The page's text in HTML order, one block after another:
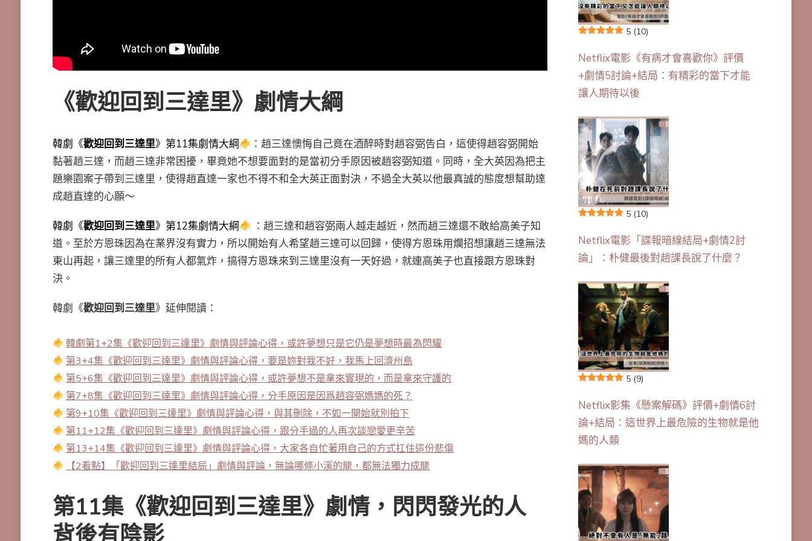
《歡迎回到三達里》劇情大綱
韓劇《歡迎回到三達里》第11集劇情大綱
：趙三達懊悔自己竟在酒醉時對趙容弼告白，這使得趙容弼開始
黏著趙三達，而趙三達非常困擾，畢竟她不想要面對的是當初分手原因被趙容弼知道。同時，全大英因為把主
題樂園案子帶到三達里，使得趙直達一家也不得不和全大英正面對決，不過全大英以他最真誠的態度想幫助達
成趙直達的心願～
韓劇《歡迎回到三達里》第12集劇情大綱
：趙三達和趙容弼兩人越走越近，然而趙三達還不敢給高美子知
道。至於方恩珠因為在業界沒有實力，所以開始有人希望趙三達可以回歸，使得方恩珠用爛招想讓趙三達無法
東山再起，讓三達里的所有人都氣炸，搞得方恩珠來到三達里沒有一天好過，就連高美子也直接跟方恩珠對
決。
韓劇《歡迎回到三達里》延伸閱讀：
韓劇第1+2集《歡迎回到三達里》劇情與評論心得，或許夢想只是它仍是夢想時最為閃耀
第3+4集《歡迎回到三達里》劇情與評論心得，要是妳對我不好，我馬上回濟州島
第5+6集《歡迎回到三達里》劇情與評論心得，或許夢想不是拿來實現的，而是拿來守護的
第7+8集《歡迎回到三達里》劇情與評論心得，分手原因是因爲趙容弼媽媽的死？
第9+10集《歡迎回到三達里》劇情與評論心得，與其刪除，不如一開始就別拍下
第11+12集《歡迎回到三達里》劇情與評論心得，跟分手過的人再次談戀愛更辛苦
第13+14集《歡迎回到三達里》劇情與評論心得，大家各自忙著用自己的方式扛住這份悲傷
【2看點】「歡迎回到三達里結局」劇情與評論，無論哪條小溪的龍，都無法獨力成龍
第11集《歡迎回到三達里》劇情，閃閃發光的人
背後有陰影
5 (10)
Netflix電影《有病才會喜歡你》評價
+劇情5討論+結局：有精彩的當下才能
讓人期待以後
5 (10)
Netflix電影「諜報暗線結局+劇情2討
論」：朴健最後對趙課長說了什麼？
5 (9)
Netflix影集《懸案解碼》評價+劇情6討
論+結局：這世界上最危險的生物就是他
媽的人類